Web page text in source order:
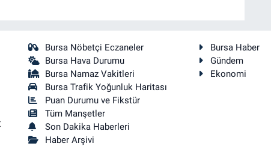
Bursa Nöbetçi Eczaneler
Bursa Hava Durumu
Bursa Namaz Vakitleri
Bursa Trafik Yoğunluk Haritası
Puan Durumu ve Fikstür
Tüm Manşetler
Son Dakika Haberleri
Haber Arşivi
Bursa Haber
Gündem
Ekonomi